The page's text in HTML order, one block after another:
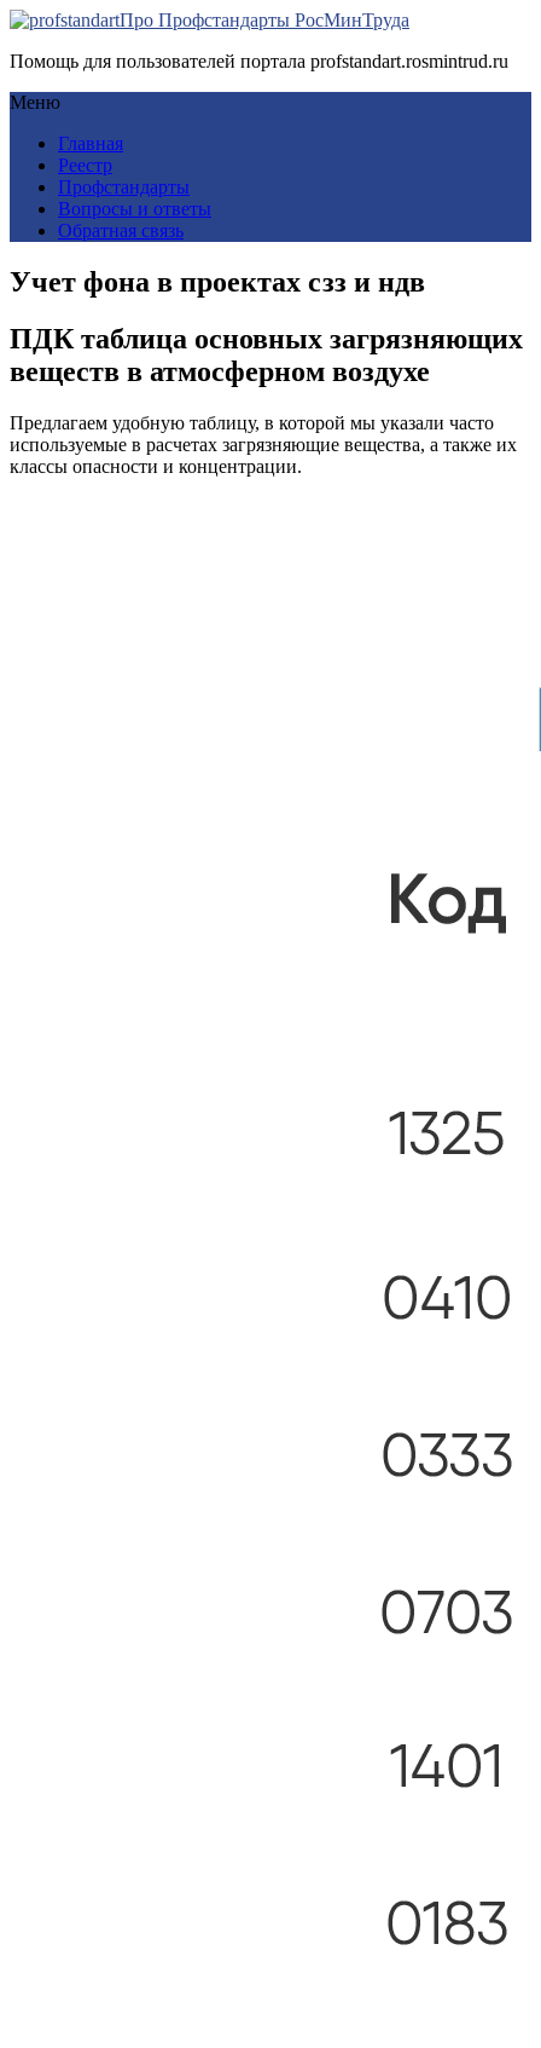
Про Профстандарты РосМинТруда
Помощь для пользователей портала profstandart.rosmintrud.ru
Меню
Главная
Реестр
Профстандарты
Вопросы и ответы
Обратная связь
Учет фона в проектах сзз и ндв
ПДК таблица основных загрязняющих
веществ в атмосферном воздухе
Предлагаем удобную таблицу, в которой мы указали часто
используемые в расчетах загрязняющие вещества, а также их
классы опасности и концентрации.